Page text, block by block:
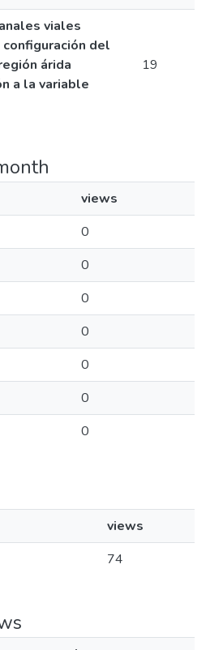
viales
configuración del
árida
a la variable
19
views
0
0
0
0
0
0
0
views
74